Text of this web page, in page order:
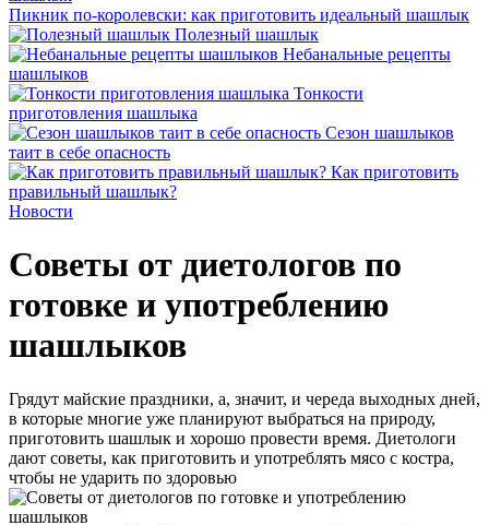
Пикник по-королевски: как приготовить идеальный шашлык
Полезный шашлык
Небанальные рецепты
шашлыков
Тонкости
приготовления шашлыка
Сезон шашлыков
таит в себе опасность
Как приготовить
правильный шашлык?
Новости
Советы от диетологов по
готовке и употреблению
шашлыков
Грядут майские праздники, а, значит, и череда выходных дней,
в которые многие уже планируют выбраться на природу,
приготовить шашлык и хорошо провести время. Диетологи
дают советы, как приготовить и употреблять мясо с костра,
чтобы не ударить по здоровью